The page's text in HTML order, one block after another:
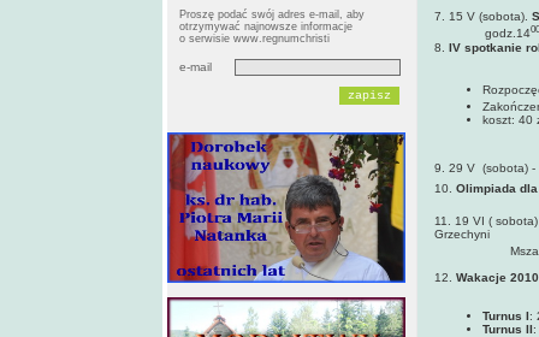
Proszę podać swój adres e-mail, aby
otrzymywać najnowsze informacje
o serwisie www.regnumchristi
e-mail
7. 15 V (sobota).
godz.1400
8. IV spotkanie
koszt: 40
9. 29 V (sobota) -
10. Olimpiada
11. 19 VI (
Grzechyni
Msza św.
12. Wakacje
Turnus I:
Turnus II